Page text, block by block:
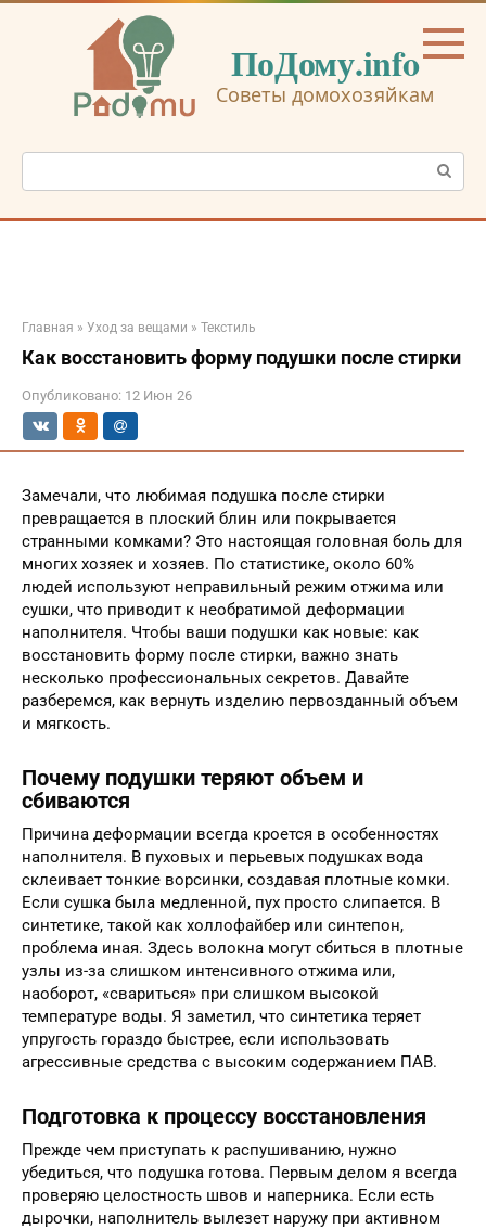
Перейти
ПоДому.info
Советы домохозяйкам
Поиск:
Главная » Уход за вещами » Текстиль
Как восстановить форму подушки после стирки
Опубликовано: 12 Июн 26
Замечали, что любимая подушка после стирки
превращается в плоский блин или покрывается
странными комками? Это настоящая головная боль для
многих хозяек и хозяев. По статистике, около 60%
людей используют неправильный режим отжима или
сушки, что приводит к необратимой деформации
наполнителя. Чтобы ваши подушки как новые: как
восстановить форму после стирки, важно знать
несколько профессиональных секретов. Давайте
разберемся, как вернуть изделию первозданный объем
и мягкость.
Почему подушки теряют объем и
сбиваются
Причина деформации всегда кроется в особенностях
наполнителя. В пуховых и перьевых подушках вода
склеивает тонкие ворсинки, создавая плотные комки.
Если сушка была медленной, пух просто слипается. В
синтетике, такой как холлофайбер или синтепон,
проблема иная. Здесь волокна могут сбиться в плотные
узлы из-за слишком интенсивного отжима или,
наоборот, «свариться» при слишком высокой
температуре воды. Я заметил, что синтетика теряет
упругость гораздо быстрее, если использовать
агрессивные средства с высоким содержанием ПАВ.
Подготовка к процессу восстановления
Прежде чем приступать к распушиванию, нужно
убедиться, что подушка готова. Первым делом я всегда
проверяю целостность швов и наперника. Если есть
дырочки, наполнитель вылезет наружу при активном